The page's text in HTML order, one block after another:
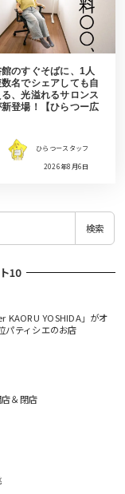
のすぐそばに、1人
名でシェアしても自
、光溢れるサロンス
登場！【ひらつー広
ひらつースタッフ
2026年8月6日
検索
10
KAORU YOSHIDA」がオ
パティシエのお店
＆閉店